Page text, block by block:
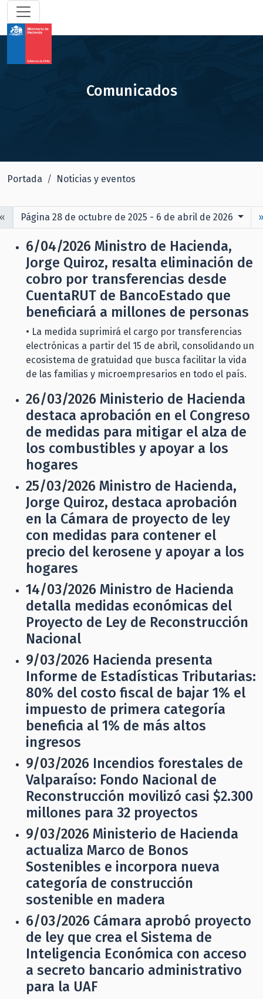
Comunicados
Portada Noticias y eventos
« Página 28 de octubre de 2025 - 6 de abril de 2026 »
6/04/2026 Ministro de Hacienda,
Jorge Quiroz, resalta eliminación de
cobro por transferencias desde
CuentaRUT de BancoEstado que
beneficiará a millones de personas
• La medida suprimirá el cargo por transferencias
electrónicas a partir del 15 de abril, consolidando un
ecosistema de gratuidad que busca facilitar la vida
de las familias y microempresarios en todo el país.
26/03/2026 Ministerio de Hacienda
destaca aprobación en el Congreso
de medidas para mitigar el alza de
los combustibles y apoyar a los
hogares
25/03/2026 Ministro de Hacienda,
Jorge Quiroz, destaca aprobación
en la Cámara de proyecto de ley
con medidas para contener el
precio del kerosene y apoyar a los
hogares
14/03/2026 Ministro de Hacienda
detalla medidas económicas del
Proyecto de Ley de Reconstrucción
Nacional
9/03/2026 Hacienda presenta
Informe de Estadísticas Tributarias:
80% del costo fiscal de bajar 1% el
impuesto de primera categoría
beneficia al 1% de más altos
ingresos
9/03/2026 Incendios forestales de
Valparaíso: Fondo Nacional de
Reconstrucción movilizó casi $2.300
millones para 32 proyectos
9/03/2026 Ministerio de Hacienda
actualiza Marco de Bonos
Sostenibles e incorpora nueva
categoría de construcción
sostenible en madera
6/03/2026 Cámara aprobó proyecto
de ley que crea el Sistema de
Inteligencia Económica con acceso
a secreto bancario administrativo
para la UAF